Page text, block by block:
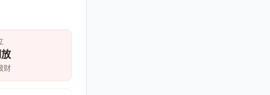
财